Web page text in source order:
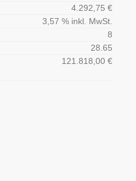
4.292,75 €
3,57 % inkl. MwSt.
8
28.65
121.818,00 €